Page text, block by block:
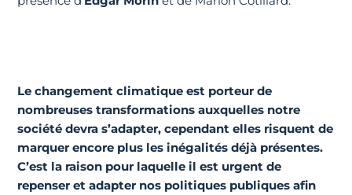
Le changement climatique est porteur de
nombreuses transformations auxquelles notre
société devra s’adapter, cependant elles risquent de
marquer encore plus les inégalités déjà présentes.
C’est la raison pour laquelle il est urgent de
repenser et adapter nos politiques publiques afin